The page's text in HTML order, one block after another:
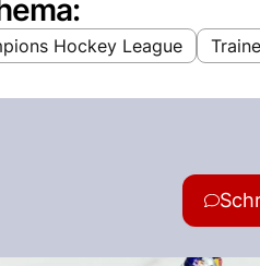
Hockey League